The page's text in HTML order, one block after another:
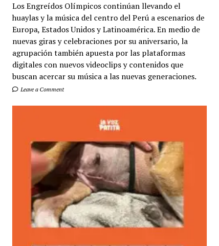
Los Engreídos Olímpicos continúan llevando el
huaylas y la música del centro del Perú a escenarios de
Europa, Estados Unidos y Latinoamérica. En medio de
nuevas giras y celebraciones por su aniversario, la
agrupación también apuesta por las plataformas
digitales con nuevos videoclips y contenidos que
buscan acercar su música a las nuevas generaciones.
Leave a Comment